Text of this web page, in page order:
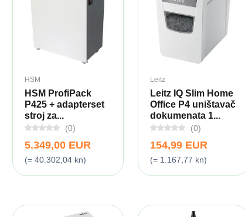
HSM
HSM ProfiPack
P425 + adapterset
stroj za...
(0)
5.349,00 EUR
(= 40.302,04 kn)
Leitz
Leitz IQ Slim Home
Office P4 uništavač
dokumenata 1...
(0)
154,99 EUR
(= 1.167,77 kn)